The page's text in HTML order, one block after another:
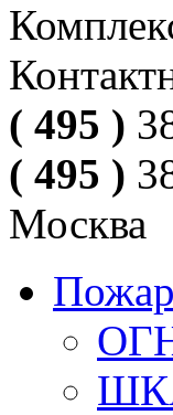
( 495 )
( 495 )
Москва